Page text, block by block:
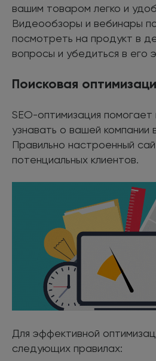
вашим товаром легко и
Видеообзоры и вебинары
посмотреть на продукт в
вопросы и убедиться в его
Поисковая
SEO-оптимизация помогает
узнавать о вашей компании
Правильно настроенный
потенциальных клиентов.
Для эффективной
следующих правилах: